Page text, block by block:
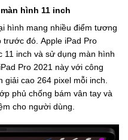
hình 11 inch
hình mang nhiều điểm tương
đó. Apple iPad Pro
inch và sử dụng màn hình
Pro 2021 này với công
giải cao 264 pixel mỗi inch.
phủ chống bám vân tay và
cho người dùng.